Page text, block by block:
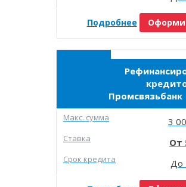
Подробнее
Промсвязьбанк
Макc. сумма 3
Ставка
Срок кредита До